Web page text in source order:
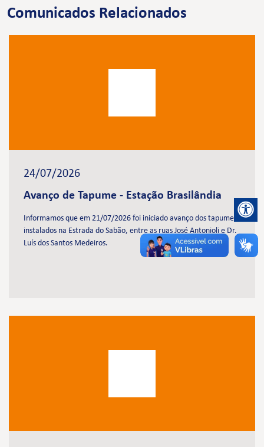
Comunicados Relacionados
24/07/2026
Avanço de Tapume - Estação Brasilândia
Informamos que em 21/07/2026 foi iniciado avanço dos tapumes
instalados na Estrada do Sabão, entre as ruas José Antonioli e Dr.
Luís dos Santos Medeiros.